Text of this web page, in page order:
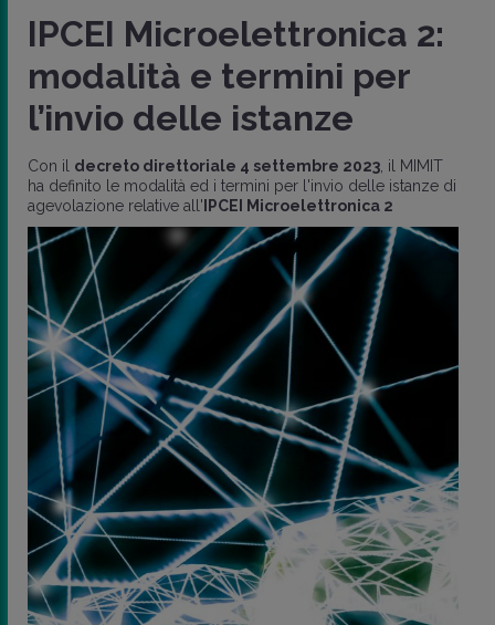
IPCEI Microelettronica 2:
modalità e termini per
l’invio delle istanze
Con il decreto direttoriale 4 settembre 2023 , il MIMIT
ha definito le modalità ed i termini per l'invio delle istanze di
agevolazione relative all' IPCEI Microelettronica 2